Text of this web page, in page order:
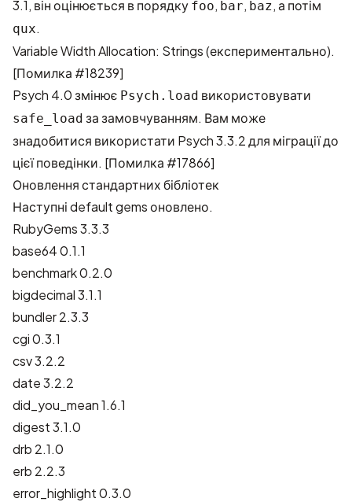
3.1, він оцінюється в порядку foo, bar, baz, а потім
qux.
Variable Width Allocation: Strings (експериментально).
[Помилка #18239]
Psych 4.0 змінює Psych.load використовувати
safe_load за замовчуванням. Вам може
знадобитися використати Psych 3.3.2 для міграції до
цієї поведінки. [Помилка #17866]
Оновлення стандартних бібліотек
Наступні default gems оновлено.
RubyGems 3.3.3
base64 0.1.1
benchmark 0.2.0
bigdecimal 3.1.1
bundler 2.3.3
cgi 0.3.1
csv 3.2.2
date 3.2.2
did_you_mean 1.6.1
digest 3.1.0
drb 2.1.0
erb 2.2.3
error_highlight 0.3.0